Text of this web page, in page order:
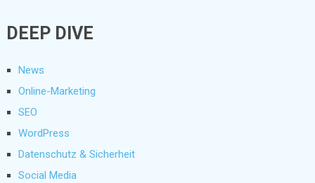
DEEP DIVE
News
Online-Marketing
SEO
WordPress
Datenschutz & Sicherheit
Social Media